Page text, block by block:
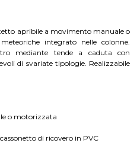
apribile a movimento manuale o
integrato nelle colonne.
mediante tende a caduta con
di svariate tipologie. Realizzabile
o motorizzata
di ricovero in PVC